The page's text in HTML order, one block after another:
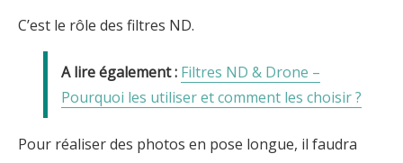
C’est le rôle des filtres ND.
Filtres ND & Drone –
Pourquoi les utiliser et comment les choisir ?
Pour réaliser des photos en pose longue, il faudra